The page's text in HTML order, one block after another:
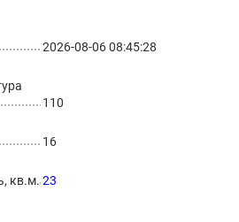
2026-08-06 08:45:28
110
16
кв.м. 23